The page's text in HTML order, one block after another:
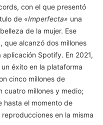
con el que presentó
de «Imperfecta» una
de la mujer. Ese
, que alcanzó dos millones
Spotify. En 2021,
éxito en la plataforma
cinco millones de
cuatro millones y medio;
hasta el momento de
en la misma